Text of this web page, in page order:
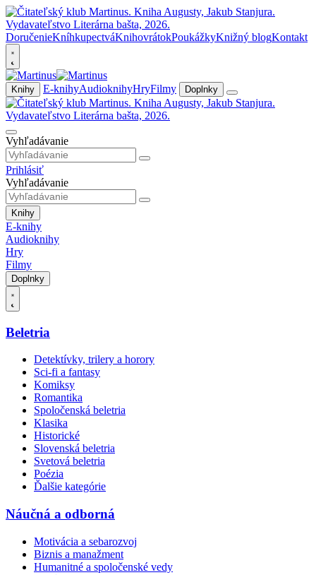
DoručenieKníhkupectváKnihovrátokPoukážkyKnižný blogKontakt
Knihy E-knihyAudioknihyHryFilmy Doplnky
Vyhľadávanie
Prihlásiť
Vyhľadávanie
Knihy
E-knihy
Audioknihy
Hry
Filmy
Doplnky
Beletria
Detektívky, trilery a horory
Sci-fi a fantasy
Komiksy
Romantika
Spoločenská beletria
Klasika
Historické
Slovenská beletria
Svetová beletria
Poézia
Ďalšie kategórie
Náučná a odborná
Motivácia a sebarozvoj
Biznis a manažment
Humanitné a spoločenské vedy